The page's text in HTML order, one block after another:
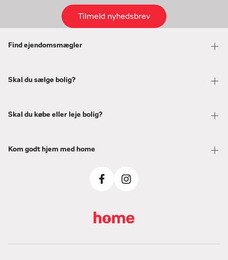
Tilmeld nyhedsbrev
Find ejendomsmægler
Skal du sælge bolig?
Skal du købe eller leje bolig?
Kom godt hjem med home